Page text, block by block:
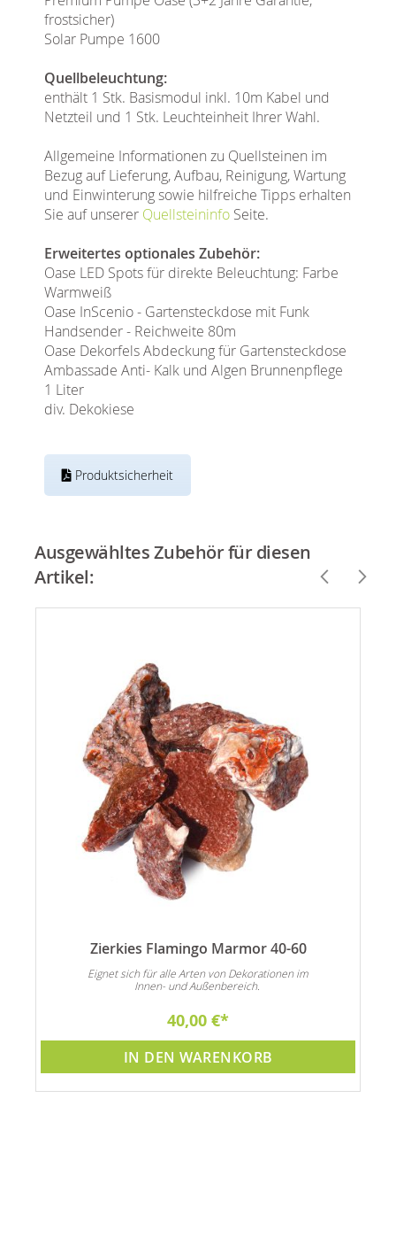
frostsicher)
Solar Pumpe 1600
Quellbeleuchtung:
enthält 1 Stk. Basismodul inkl. 10m Kabel und
Netzteil und 1 Stk. Leuchteinheit Ihrer Wahl.
Allgemeine Informationen zu Quellsteinen im
Bezug auf Lieferung, Aufbau, Reinigung, Wartung
und Einwinterung sowie hilfreiche Tipps erhalten
Sie auf unserer Quellsteininfo Seite.
Erweitertes optionales Zubehör:
Oase LED Spots für direkte Beleuchtung: Farbe
Warmweiß
Oase InScenio - Gartensteckdose mit Funk
Handsender - Reichweite 80m
Oase Dekorfels Abdeckung für Gartensteckdose
Ambassade Anti- Kalk und Algen Brunnenpflege
1 Liter
div. Dekokiese
Produktsicherheit
Ausgewähltes Zubehör für diesen
Artikel:
Zierkies Flamingo Marmor 40-60
Eignet sich für alle Arten von Dekorationen im
Innen- und Außenbereich.
40,00 €
IN DEN WARENKORB